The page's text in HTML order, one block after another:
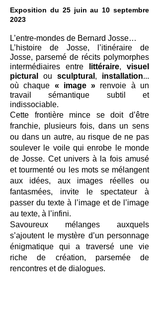
Exposition du 25 juin au 10 septembre
2023
L’entre-mondes de Bernard Josse…
L’histoire de Josse, l’itinéraire de
Josse, parsemé de récits polymorphes
intermédiaires entre
littéraire, visuel
pictural ou sculptural , installation...
où chaque « image » renvoie à un
travail sémantique subtil et
indissociable.
Cette frontière mince se doit d’être
franchie, plusieurs fois, dans un sens
ou dans un autre, au risque de ne pas
soulever le voile qui enrobe le monde
de Josse. Cet univers à la fois amusé
et tourmenté ou les mots se mélangent
aux idées, aux images réelles ou
fantasmées, invite le spectateur à
passer du texte à l’image et de l’image
au texte, à l’infini.
Savoureux mélanges auxquels
s’ajoutent le mystère d’un personnage
énigmatique qui a traversé une vie
riche de création, parsemée de
rencontres et de dialogues.